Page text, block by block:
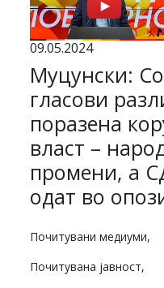
09.05.2024
Муцунски:
гласови
поразена
власт –
промени, а
одат во
Почитувани медиуми,
Почитувана јавност,